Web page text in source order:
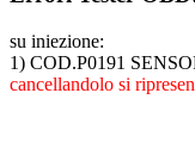
su iniezione:
1) COD.P0191
cancellandolo si